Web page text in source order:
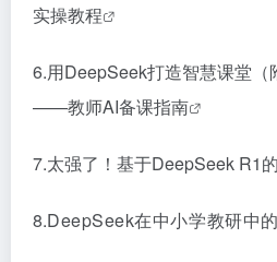
实操教程
6.用DeepSeek打造智慧课堂（
——教师AI备课指南
7.太强了！基于DeepSeek R1
8.DeepSeek在中小学教研中